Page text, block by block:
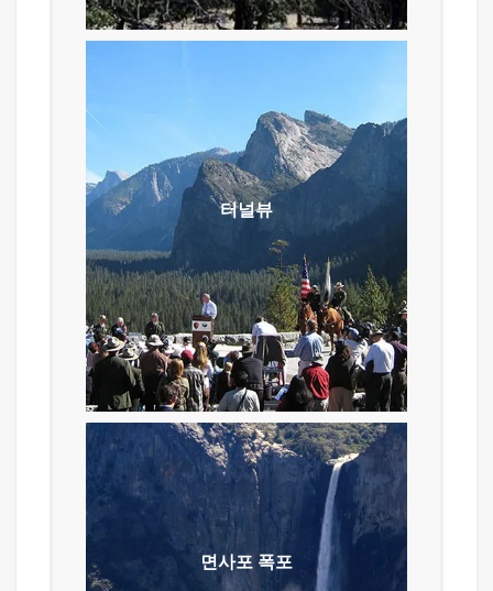
터널뷰
터널 뷰 (Tunnel View)는 요세미티
국립공원 내부의 41 번 도로 (State
Route 41) 상의 Wawona Tunnel의
바로 동쪽에 위치한 곳으로 공원의
가장 유명한 장소들을 (앨 캐피탄,
하프 돔 그리고 브리아들베일 폭포)
한꺼번에 볼 수 있는 장소입니다.
공원을 사진 한장에 담기 좋은 장소로
알려져 있습니다.
면사포 폭포
면사포 폭포
요세미티의 면사포 폭포는 높이가 180
미터인데 봄철이면 눈이 녹아 수량이
많아지며 바람에 폭포 물이 날려서